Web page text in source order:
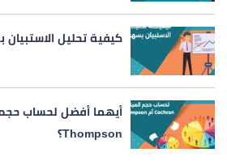
كيفية تحليل
Thompson؟